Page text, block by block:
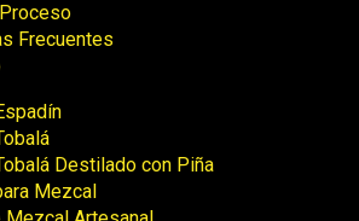
Frecuentes
Destilado con Piña
Mezcal